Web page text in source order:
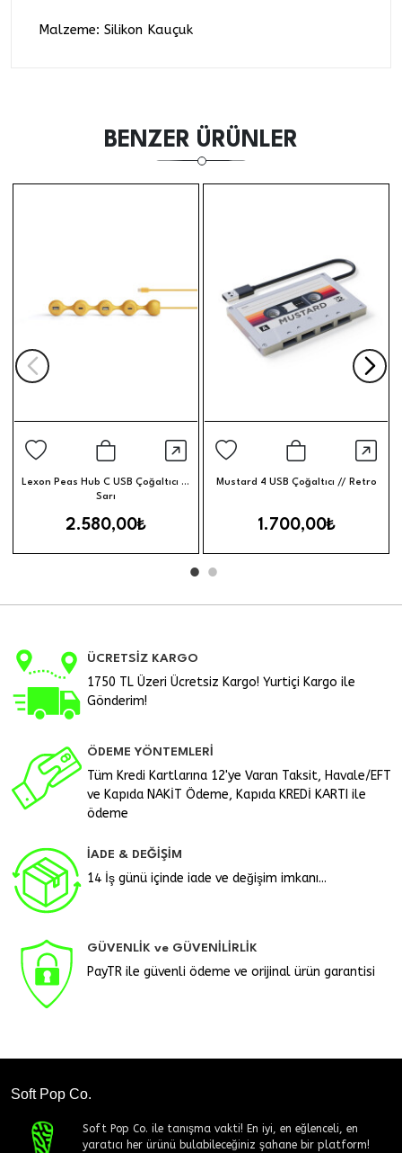
Malzeme: Silikon Kauçuk
BENZER ÜRÜNLER
Sepete Ekle
Hızlı Görünüm
Lexon Peas Hub C USB Çoğaltıcı //
Sarı
2.580,00₺
Sepete
Mustard 4 USB Çoğaltıcı // Retro
1.700,00₺
ÜCRETSİZ KARGO
1750 TL Üzeri Ücretsiz Kargo! Yurtiçi Kargo ile
Gönderim!
ÖDEME YÖNTEMLERİ
Tüm Kredi Kartlarına 12'ye Varan Taksit, Havale/EFT
ve Kapıda NAKİT Ödeme, Kapıda KREDİ KARTI ile
ödeme
İADE & DEĞİŞİM
14 İş günü içinde iade ve değişim imkanı...
GÜVENLİK ve GÜVENİLİRLİK
PayTR ile güvenli ödeme ve orijinal ürün garantisi
Soft Pop Co.
Soft Pop Co. ile tanışma vakti! En iyi, en eğlenceli, en
yaratıcı her ürünü bulabileceğiniz şahane bir platform!